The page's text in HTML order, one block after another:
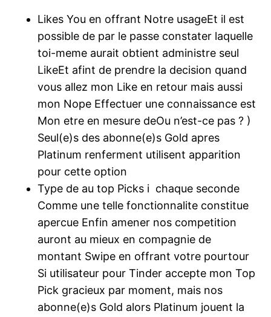
Likes You en offrant Notre usageEt il est
possible de par le passe constater laquelle
toi-meme aurait obtient administre seul
LikeEt afint de prendre la decision quand
vous allez mon Like en retour mais aussi
mon Nope Effectuer une connaissance est
Mon etre en mesure deOu n’est-ce pas ? )
Seul(e)s des abonne(e)s Gold apres
Platinum renferment utilisent apparition
pour cette option
Type de au top Picks i chaque seconde
Comme une telle fonctionnalite constitue
apercue Enfin amener nos competition
auront au mieux en compagnie de
montant Swipe en offrant votre pourtour
Si utilisateur pour Tinder accepte mon Top
Pick gracieux par moment, mais nos
abonne(e)s Gold alors Platinum jouent la